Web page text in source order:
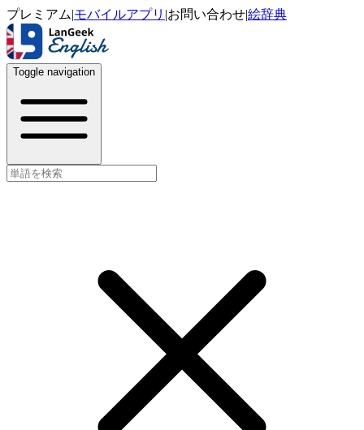
プレミアム|モバイルアプリ |お問い合わせ|絵辞典
Toggle navigation